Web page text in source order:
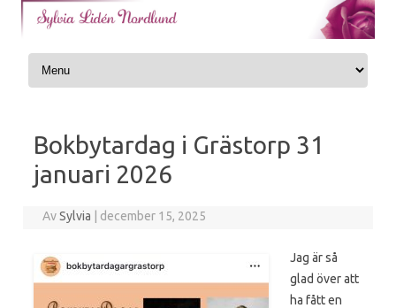
Skip to content
Bokbytardag i Grästorp 31
januari 2026
AvSylvia december 15, 2025
Jag är så
glad över att
ha fått en